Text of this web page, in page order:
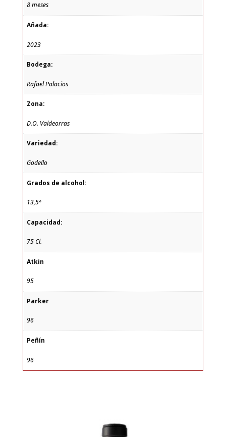
8 meses
Añada:
2023
Bodega:
Rafael Palacios
Zona:
D.O. Valdeorras
Variedad:
Godello
Grados de alcohol:
13,5º
Capacidad:
75 Cl.
Atkin
95
Parker
96
Peñín
96